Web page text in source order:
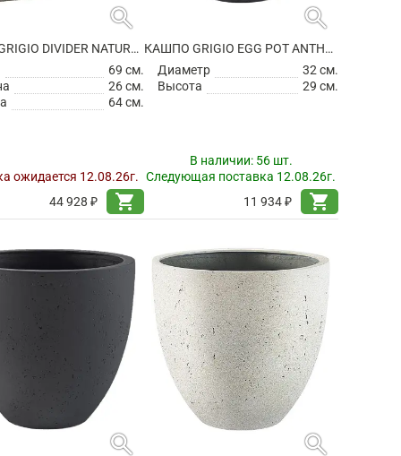
search
КАШПО GRIGIO DIVIDER NATURAL CONCRETE
69 см.
26 см.
64 см.
ожидается 12.08.26г.
44 928 ₽
shopping_cart
search
КАШПО GRIGIO EGG POT ANTHRACITE
Диаметр
32 см.
Высота
29 см.
В наличии: 56 шт.
Следующая поставка 12.08.26г.
11 934 ₽
shopping_cart
search search